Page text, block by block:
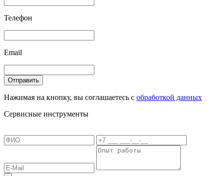
Телефон
Email
Отправить
Нажимая на кнопку, вы соглашаетесь с обработкой данных
Сервисные инструменты